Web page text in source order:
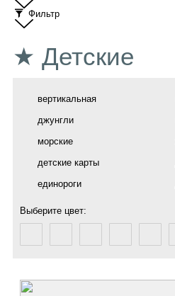
Фильтр
★ Детские
вертикальная
джунгли
морские
детские карты
единороги
Выберите цвет: